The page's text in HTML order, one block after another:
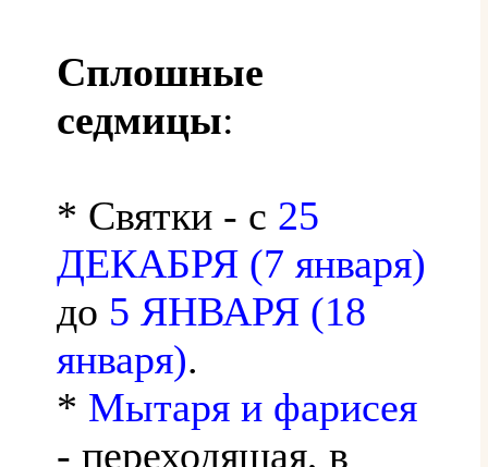
Сплошные
седмицы:
* Святки - с 25
ДЕКАБРЯ (7 января)
до 5 ЯНВАРЯ (18
января).
* Мытаря и фарисея
- переходящая, в